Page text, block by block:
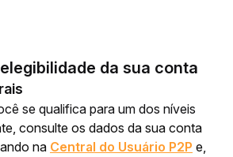
da sua conta
se qualifica para um dos níveis
consulte os dados da sua conta
na Central do Usuário P2P e,